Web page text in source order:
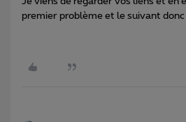
premier problème et le suivant donc